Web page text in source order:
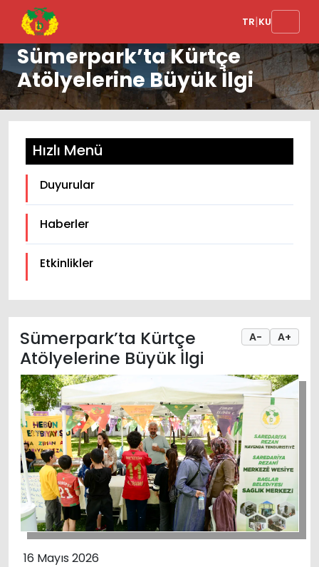
TR|KU
Sümerpark’ta Kürtçe
Atölyelerine Büyük İlgi
Hızlı Menü
Duyurular
Haberler
Etkinlikler
A- A+
Sümerpark’ta Kürtçe
Atölyelerine Büyük İlgi
16 Mayıs 2026